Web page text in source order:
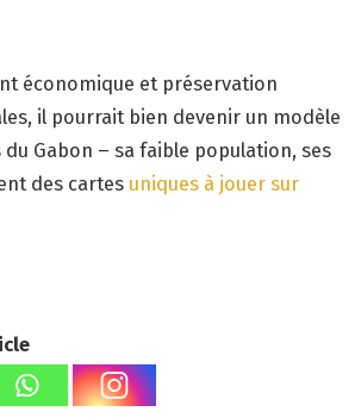
économique et préservation
il pourrait bien devenir un modèle
Gabon – sa faible population, ses
des cartes uniques à jouer sur